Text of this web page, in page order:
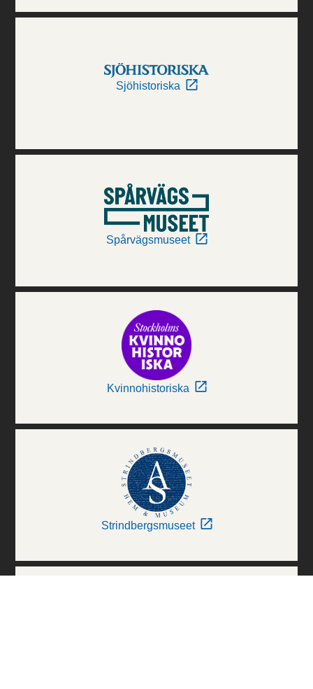
Sjöhistoriska
Spårvägsmuseet
Kvinnohistoriska
Strindbergsmuseet